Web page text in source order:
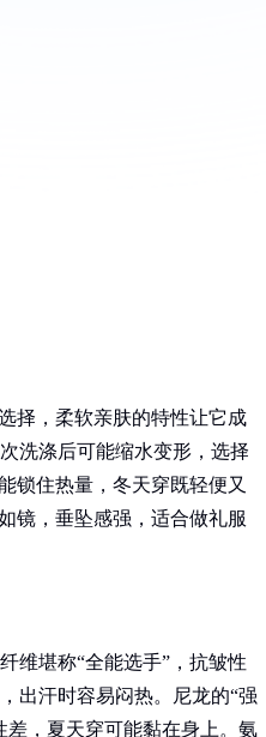
择，柔软亲肤的特性让它成
洗涤后可能缩水变形，选择
锁住热量，冬天穿既轻便又
镜，垂坠感强，适合做礼服
维堪称“全能选手”，抗皱性
出汗时容易闷热。尼龙的“强
，夏天穿可能黏在身上。氨